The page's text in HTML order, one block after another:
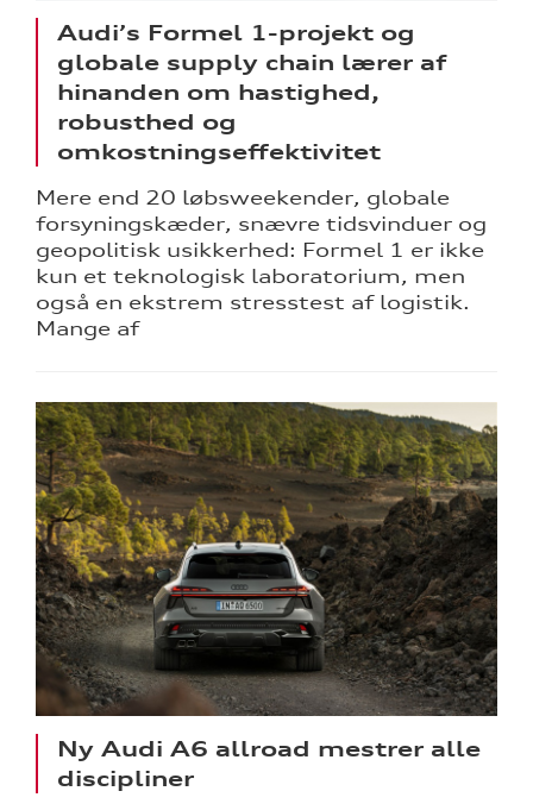
Audi’s Formel 1-projekt og
globale supply chain lærer af
hinanden om hastighed,
robusthed og
omkostningseffektivitet
Mere end 20 løbsweekender, globale
forsyningskæder, snævre tidsvinduer og
geopolitisk usikkerhed: Formel 1 er ikke
kun et teknologisk laboratorium, men
også en ekstrem stresstest af logistik.
Mange af
Ny Audi A6 allroad mestrer alle
discipliner